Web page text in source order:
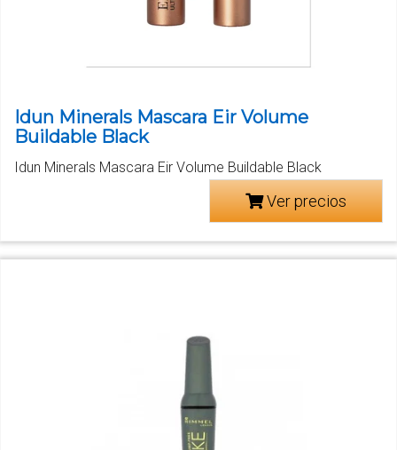
Idun Minerals Mascara Eir Volume
Buildable Black
Idun Minerals Mascara Eir Volume Buildable Black
Ver precios